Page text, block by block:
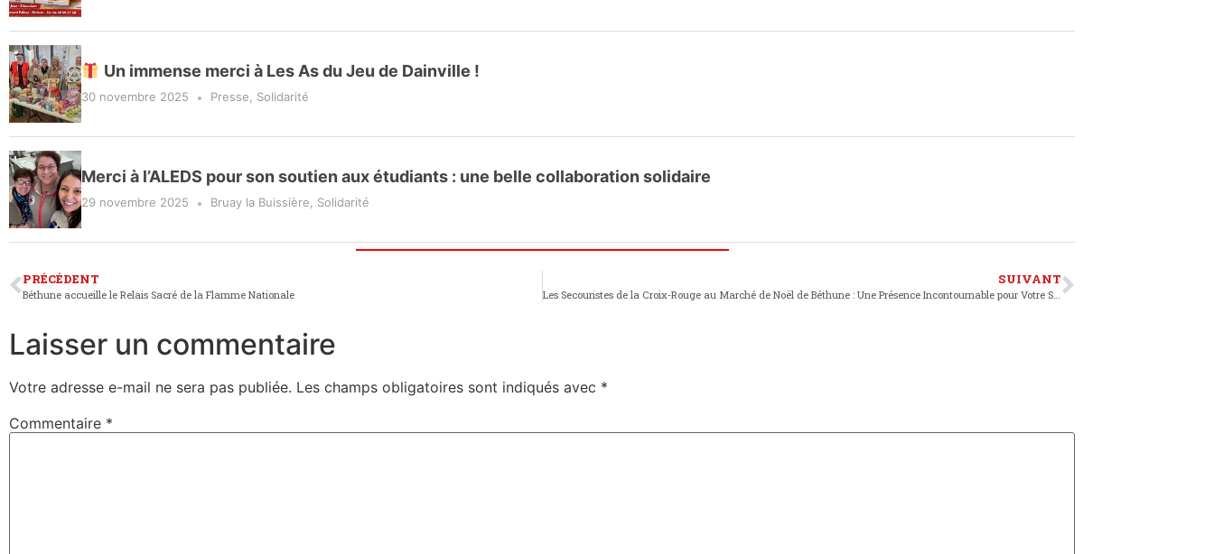
Un immense merci à Les As du Jeu de Dainville !
30 novembre 2025 Presse, Solidarité
Merci à l’ALEDS pour son soutien aux étudiants : une belle collaboration solidaire
29 novembre 2025 Bruay la Buissière, Solidarité
PRÉCÉDENT
Béthune accueille le Relais Sacré de la Flamme Nationale
SUIVANT
Les Secouristes de la Croix-Rouge au Marché de Noël de Béthune : Une Présence Incontournable pour Votre Sécurité
Laisser un commentaire
Votre adresse e-mail ne sera pas publiée. Les champs obligatoires sont indiqués avec *
Commentaire *